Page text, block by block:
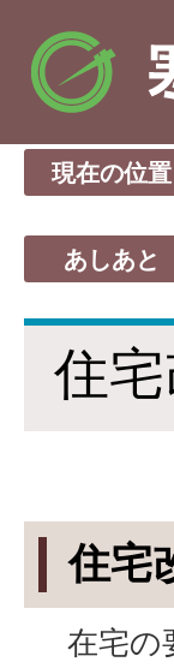
現在の位置
あしあと
住
住宅
在宅の